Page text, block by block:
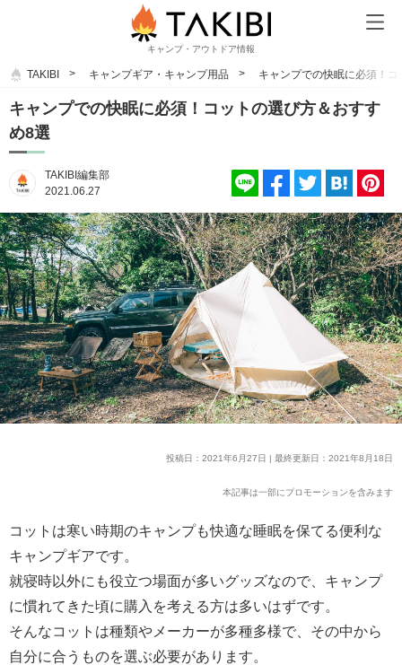
キャンプ・アウトドア情報
TAKIBI キャンプギア・キャンプ用品 キャンプでの快眠に必須！
キャンプでの快眠に必須！コットの選び方＆おすす
め8選
TAKIBI編集部
2021.06.27
投稿日：2021年6月27日 | 最終更新日：2021年8月18日
本記事は一部にプロモーションを含みます
コットは寒い時期のキャンプも快適な睡眠を保てる便利な
キャンプギアです。
就寝時以外にも役立つ場面が多いグッズなので、キャンプ
に慣れてきた頃に購入を考える方は多いはずです。
そんなコットは種類やメーカーが多種多様で、その中から
自分に合うものを選ぶ必要があります。